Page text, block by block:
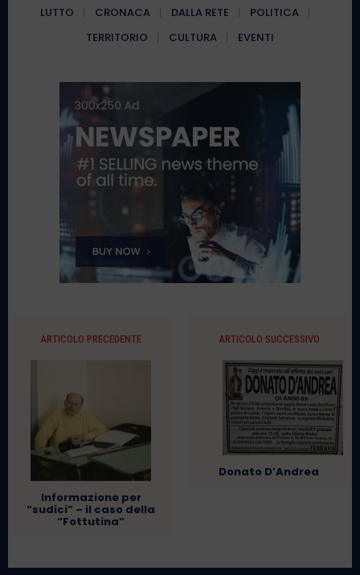
LUTTO CRONACA DALLA RETE
POLITICA
TERRITORIO
CULTURA EVENTI
ARTICOLO PRECEDENTE
Informazione per
“sudici” – il caso della
“Fottutina”
ARTICOLO SUCCESSIVO
Donato D’Andrea